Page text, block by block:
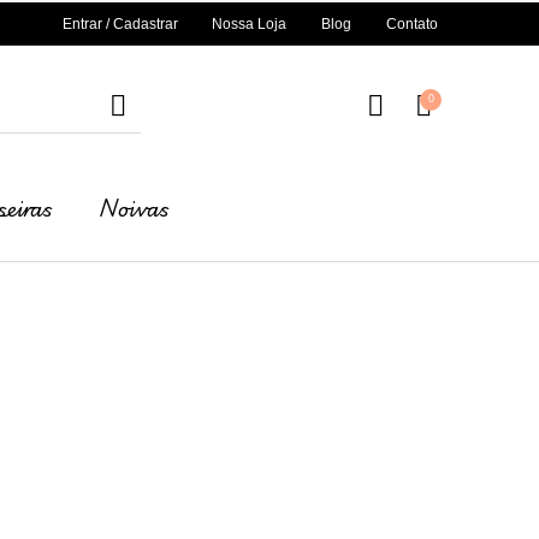
Entrar / Cadastrar Nossa Loja Blog Contato
0
Noivas